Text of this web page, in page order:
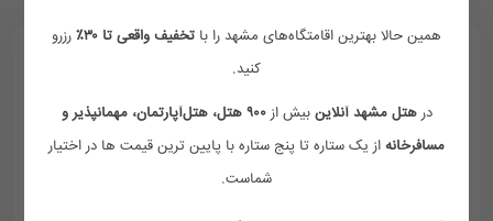
همین حالا بهترین اقامتگاه‌های مشهد را با تخفیف واقعی تا ۳۰٪
رزرو
کنید.
درهتل مشهد آنلاین بیش از
۹۰۰ هتل، هتل‌آپارتمان، مهمانپذیر و
مسافرخانه از یک ستاره تا پنج ستاره با پایین ترین قیمت ها در اختیار
شماست.